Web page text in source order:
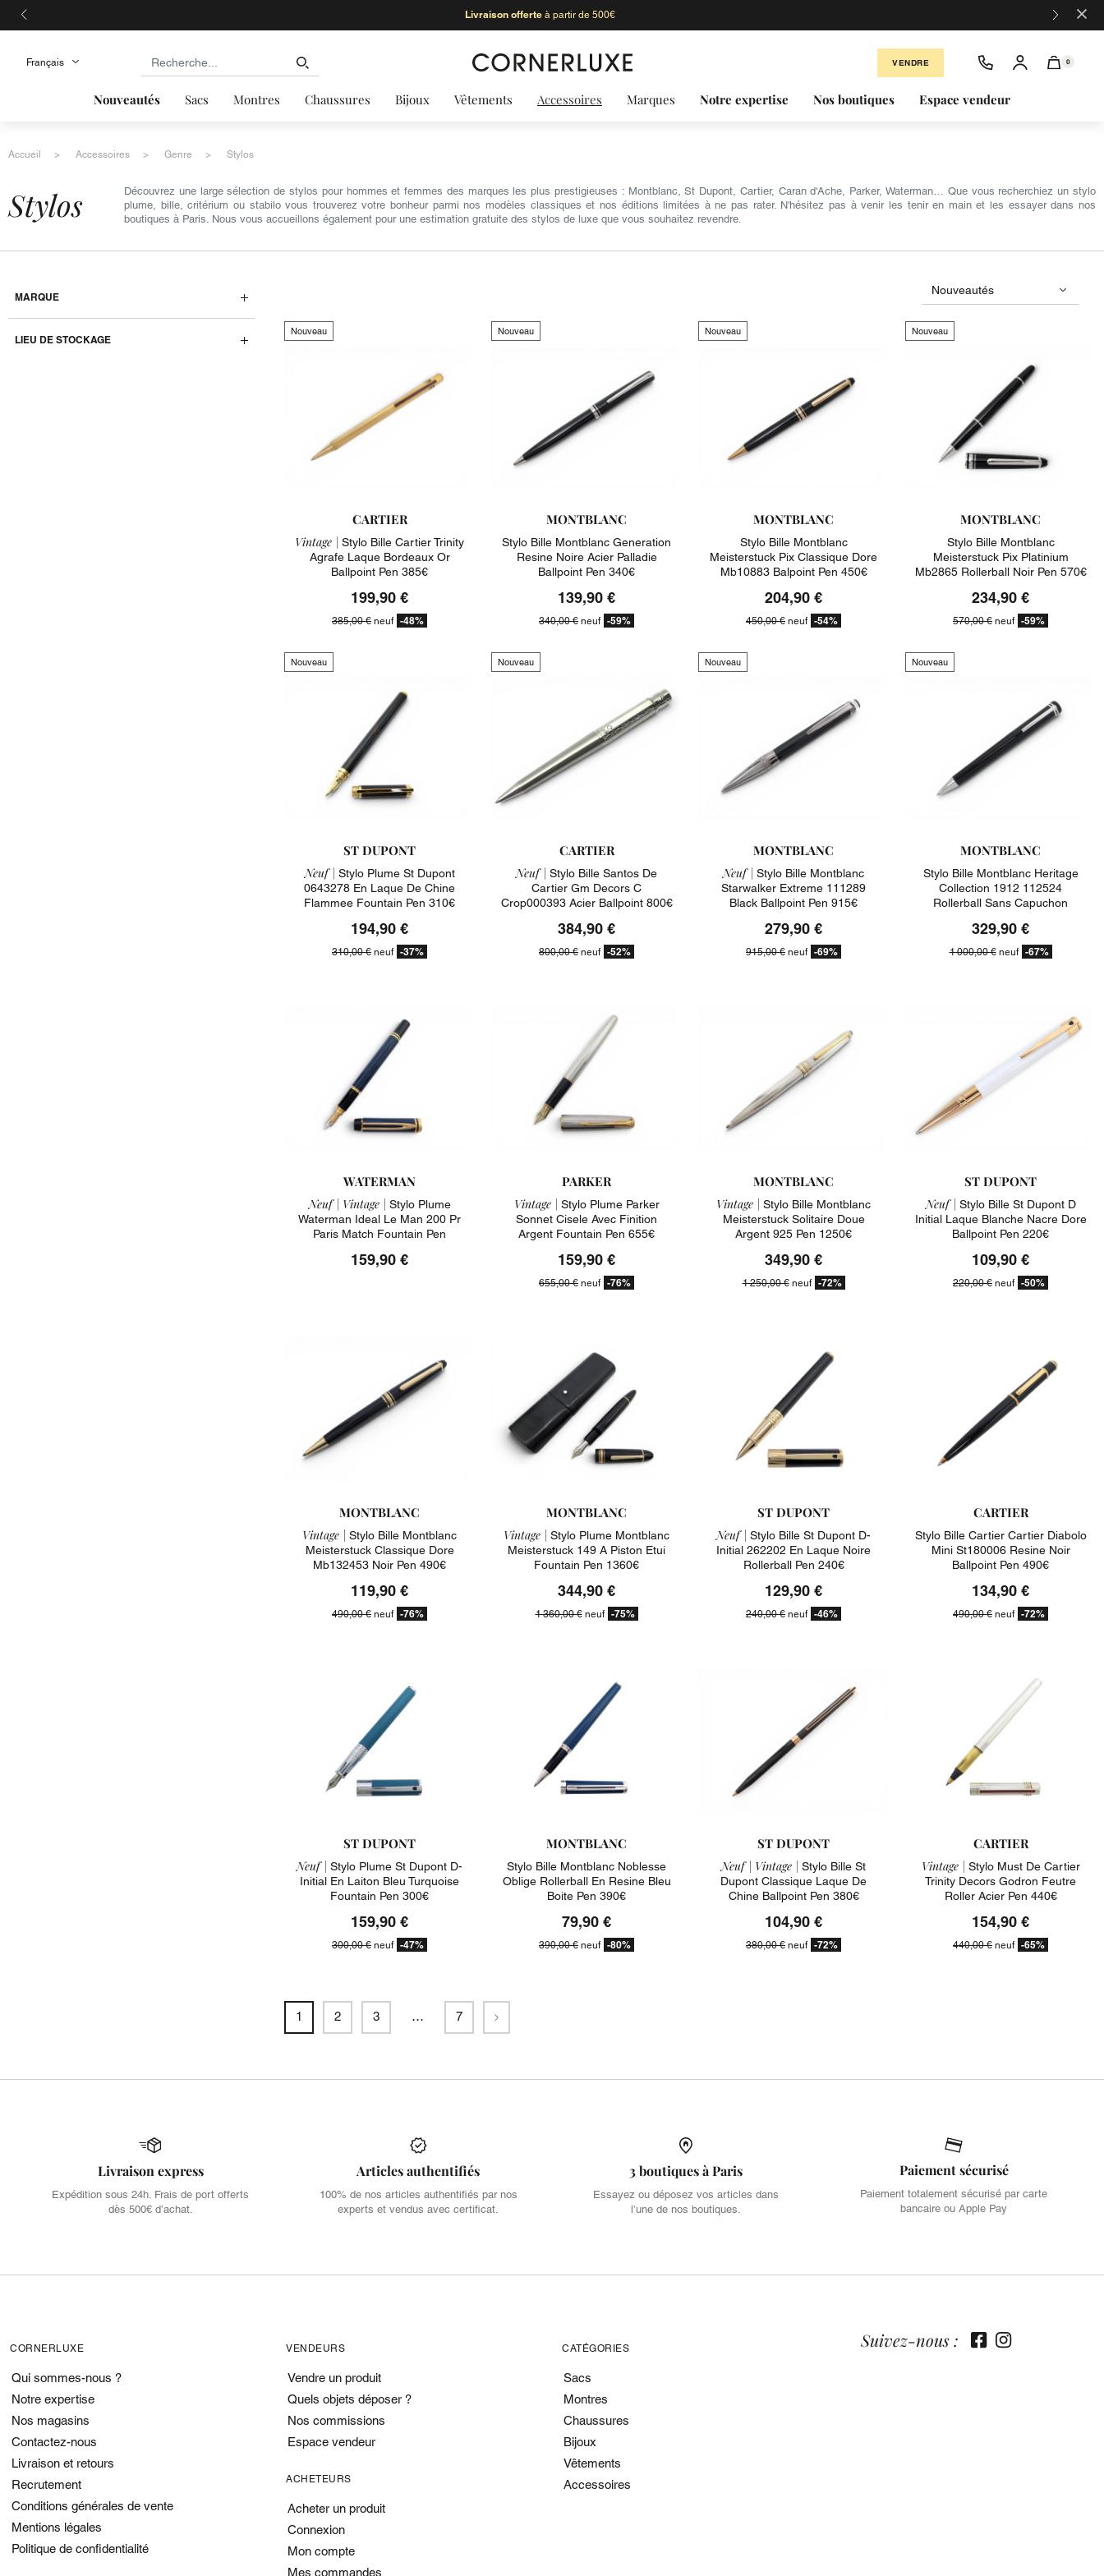
Livraison offerteà partir de 500€ ×
VENDRE 0
Nouveautés Sacs Montres Chaussures Bijoux Vêtements Accessoires Marques Notre expertise Nos boutiques Espace vendeur
Accueil Accessoires Genre Stylos
stylos
Découvrez une large sélection de stylos pour hommes et femmes des marques les plus prestigieuses : Montblanc, St Dupont, Cartier, Caran d'Ache, Parker, Waterman… Que vous recherchiez un stylo
plume, bille, critérium ou stabilo vous trouverez votre bonheur parmi nos modèles classiques et nos éditions limitées à ne pas rater. N'hésitez pas à venir les tenir en main et les essayer dans nos
boutiques à Paris. Nous vous accueillons également pour une estimation gratuite des stylos de luxe que vous souhaitez revendre.
MARQUE
LIEU DE STOCKAGE
Nouveau
CARTIER
Vintage | Stylo Bille Cartier Trinity
Agrafe Laque Bordeaux Or
Ballpoint Pen 385€
199,90 €
385,00 € neuf -48%
Nouveau
MONTBLANC
Stylo Bille Montblanc Generation
Resine Noire Acier Palladie
Ballpoint Pen 340€
139,90 €
340,00 € neuf -59%
Nouveau
MONTBLANC
Stylo Bille Montblanc
Meisterstuck Pix Classique Dore
Mb10883 Balpoint Pen 450€
204,90 €
450,00 € neuf -54%
Nouveau
MONTBLANC
Stylo Bille Montblanc
Meisterstuck Pix Platinium
Mb2865 Rollerball Noir Pen 570€
234,90 €
570,00 € neuf -59%
Nouveau
ST DUPONT
Neuf | Stylo Plume St Dupont
0643278 En Laque De Chine
Flammee Fountain Pen 310€
194,90 €
310,00 € neuf -37%
Nouveau
CARTIER
Neuf | Stylo Bille Santos De
Cartier Gm Decors C
Crop000393 Acier Ballpoint 800€
384,90 €
800,00 € neuf -52%
Nouveau
MONTBLANC
Neuf | Stylo Bille Montblanc
Starwalker Extreme 111289
Black Ballpoint Pen 915€
279,90 €
915,00 € neuf -69%
Nouveau
MONTBLANC
Stylo Bille Montblanc Heritage
Collection 1912 112524
Rollerball Sans Capuchon
329,90 €
1 000,00 €neuf -67%
WATERMAN
Neuf | Vintage | Stylo Plume
Waterman Ideal Le Man 200 Pr
Paris Match Fountain Pen
159,90 €
PARKER
Vintage | Stylo Plume Parker
Sonnet Cisele Avec Finition
Argent Fountain Pen 655€
159,90 €
655,00 € neuf -76%
MONTBLANC
Vintage | Stylo Bille Montblanc
Meisterstuck Solitaire Doue
Argent 925 Pen 1250€
349,90 €
1 250,00 €neuf -72%
ST DUPONT
Neuf | Stylo Bille St Dupont D
Initial Laque Blanche Nacre Dore
Ballpoint Pen 220€
109,90 €
220,00 € neuf -50%
MONTBLANC
Vintage | Stylo Bille Montblanc
Meisterstuck Classique Dore
Mb132453 Noir Pen 490€
119,90 €
490,00 € neuf -76%
MONTBLANC
Vintage | Stylo Plume Montblanc
Meisterstuck 149 A Piston Etui
Fountain Pen 1360€
344,90 €
1 360,00 €neuf -75%
ST DUPONT
Neuf | Stylo Bille St Dupont D-
Initial 262202 En Laque Noire
Rollerball Pen 240€
129,90 €
240,00 € neuf -46%
CARTIER
Stylo Bille Cartier Cartier Diabolo
Mini St180006 Resine Noir
Ballpoint Pen 490€
134,90 €
490,00 € neuf -72%
ST DUPONT
Neuf | Stylo Plume St Dupont D-
Initial En Laiton Bleu Turquoise
Fountain Pen 300€
159,90 €
300,00 € neuf -47%
MONTBLANC
Stylo Bille Montblanc Noblesse
Oblige Rollerball En Resine Bleu
Boite Pen 390€
79,90 €
390,00 € neuf -80%
ST DUPONT
Neuf | Vintage | Stylo Bille St
Dupont Classique Laque De
Chine Ballpoint Pen 380€
104,90 €
380,00 € neuf -72%
CARTIER
Vintage | Stylo Must De Cartier
Trinity Decors Godron Feutre
Roller Acier Pen 440€
154,90 €
440,00 € neuf -65%
1 2 3 … 7 Suivant
Livraison express
Expédition sous 24h. Frais de port offerts
dès 500€ d’achat.
Articles authentifiés
100% de nos articles authentifiés par nos
experts et vendus avec certificat.
3 boutiques à Paris
Essayez ou déposez vos articles dans
l’une de nos boutiques.
Paiement sécurisé
Paiement totalement sécurisé par carte
bancaire ou Apple Pay
CORNERLUXE
Qui sommes-nous ?
Notre expertise
Nos magasins
Contactez-nous
Livraison et retours
Recrutement
Conditions générales de vente
Mentions légales
Politique de confidentialité
VENDEURS
Vendre un produit
Quels objets déposer ?
Nos commissions
Espace vendeur
ACHETEURS
Acheter un produit
Connexion
Mon compte
Mes commandes
CATÉGORIES
Sacs
Montres
Chaussures
Bijoux
Vêtements
Accessoires
Suivez-nous :